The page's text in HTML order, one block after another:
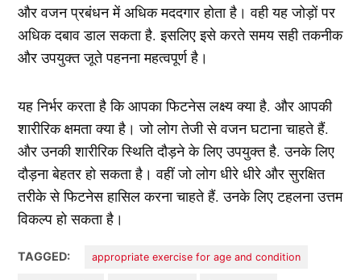
और वजन प्रबंधन में अधिक मददगार होता है। वही यह जोड़ों पर
अधिक दबाव डाल सकता है. इसलिए इसे करते समय सही तकनीक
और उपयुक्त जूते पहनना महत्वपूर्ण है।
यह निर्भर करता है कि आपका फिटनेस लक्ष्य क्या है. और आपकी
शारीरिक क्षमता क्या है। जो लोग तेजी से वजन घटाना चाहते हैं.
और उनकी शारीरिक स्थिति दौड़ने के लिए उपयुक्त है. उनके लिए
दौड़ना बेहतर हो सकता है। वहीं जो लोग धीरे धीरे और सुरक्षित
तरीके से फिटनेस हासिल करना चाहते हैं. उनके लिए टहलना उत्तम
विकल्प हो सकता है।
TAGGED: appropriate exercise for age and condition